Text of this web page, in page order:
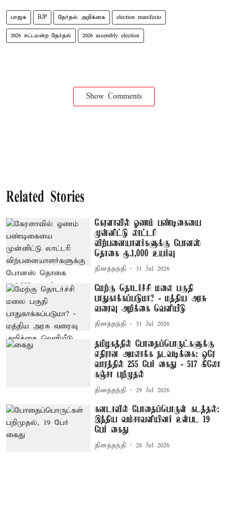
பாஜக BJP தேர்தல் அறிக்கை election manifesto
2026 சட்டமன்ற தேர்தல் 2026 assembly election
Show Comments
Related Stories
கேரளாவில் ஓணம் பண்டிகையை
முன்னிட்டு லாட்டரி
விற்பனையாளர்களுக்கு போனஸ்
தொகை ரூ.1,000 உயர்வு
தினத்தந்தி 31 Jul 2026
மேற்கு தொடர்ச்சி மலை பகுதி
பாதுகாக்கப்படுமா? - மத்திய அரசு
வரைவு அறிக்கை வெளியீடு
தினத்தந்தி 31 Jul 2026
தமிழகத்தில் போதைப்பொருட்களுக்கு
எதிரான அமலாக்க நடவடிக்கை: ஒரே
வாரத்தில் 255 பேர் கைது - 517 கிலோ
கஞ்சா பறிமுதல்
தினத்தந்தி 29 Jul 2026
கனடாவில் போதைப்பொருள் கடத்தல்:
இந்திய வம்சாவளியினர் உள்பட 19
பேர் கைது
தினத்தந்தி 28 Jul 2026